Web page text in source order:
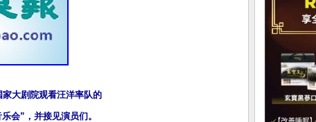
大剧院观看汪洋率队的
会”，并接见演员们。